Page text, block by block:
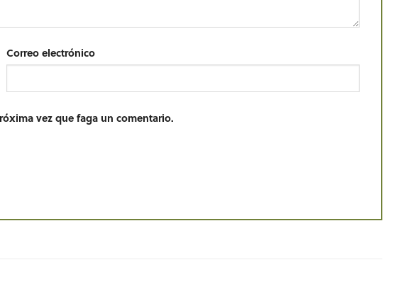
Correo electrónico
vez que faga un comentario.